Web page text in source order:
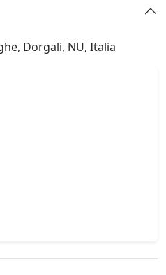
Dorgali, NU, Italia